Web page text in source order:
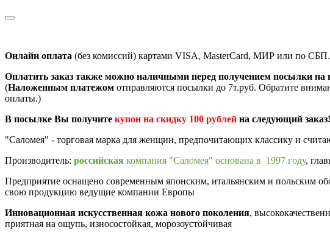
Онлайн оплата (без комиссий) картами VISA, MasterCard, МИР или по СБП.
Оплатить заказ также можно наличными перед получением посылки на
(Наложенным платежом отправляются посылки до 7т.руб. Обратите
оплаты.)
В посылке Вы получите купон на скидку 100 рублей на следующий заказ!
"Саломея" - торговая марка для женщин, предпочитающих классику и
Производитель: российская компания "Саломея" основана в 1997 году,
Предприятие оснащено современным японским, итальянским и польским
свою продукцию ведущие компании Европы
Инновационная искусственная кожа нового поколения,
приятная на ощупь, износостойкая, морозоустойчивая